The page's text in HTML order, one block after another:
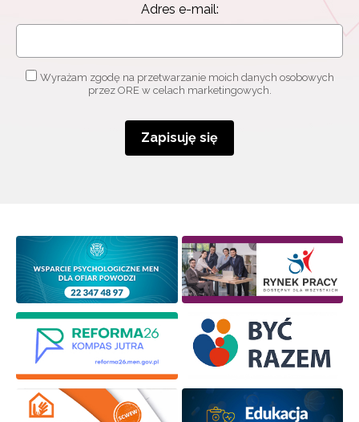
Adres e-mail:
Wyrażam zgodę na przetwarzanie moich danych osobowych
przez ORE w celach marketingowych.
Zapisuję się